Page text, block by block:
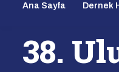
Ana Sayfa Dernek
38.